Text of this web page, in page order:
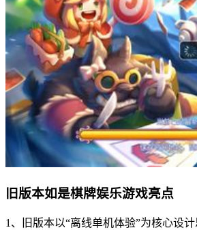
旧版本如是棋牌娱乐游戏亮点
1、旧版本以“离线单机体验”为核心设